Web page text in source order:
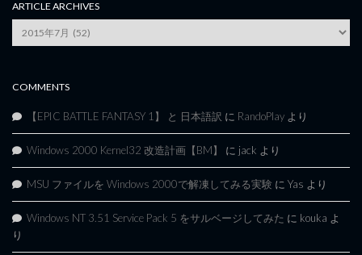
ARTICLE ARCHIVES
Article
Archives
COMMENTS
【EPIC BATTLE FANTASY 1】 と 日本語訳 に RandoPlay より
Windows 2000 Kernel32 改造計画【BM】 に jack より
MSU ファイルを Windows 2000で解凍してみる実験 に Yas より
Windows NT 3.51 Service Pack 5 をサルベージしてみた に kouka よ
り